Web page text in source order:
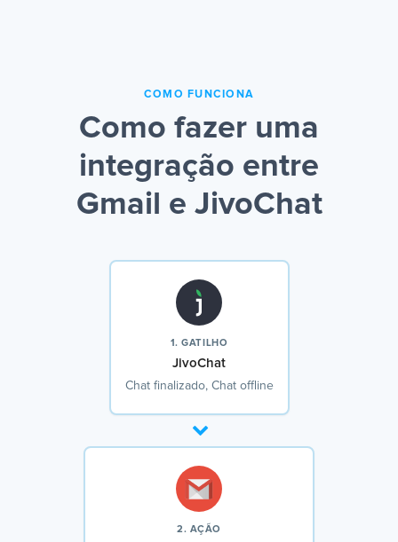
COMO FUNCIONA
Como fazer uma
integração entre
Gmail e JivoChat
1. GATILHO
JivoChat
Chat finalizado, Chat offline
2. AÇÃO